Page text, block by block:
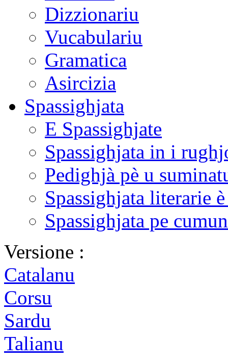
Dizzionariu
Vucabulariu
Gramatica
Asircizia
Spassighjata
E Spassighjate
Spassighjata in i
Pedighjà pè u
Spassighjata literarie
Spassighjata pe
Versione :
Catalanu
Corsu
Sardu
Talianu